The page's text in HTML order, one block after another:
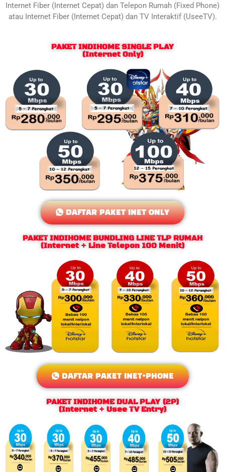
Internet Fiber (Internet Cepat) dan Telepon Rumah (Fixed Phone)
atau Internet Fiber (Internet Cepat) dan TV Interaktif (UseeTV).
PAKET INDIHOME SINGLE PLAY
(Internet Only)
DAFTAR PAKET INET ONLY
PAKET INDIHOME BUNDLING LINE TLP RUMAH
(Internet + Line Telepon 100 Menit)
DAFTAR PAKET INET+PHONE
PAKET INDIHOME DUAL PLAY (2P)
(Internet + Usee TV Entry)